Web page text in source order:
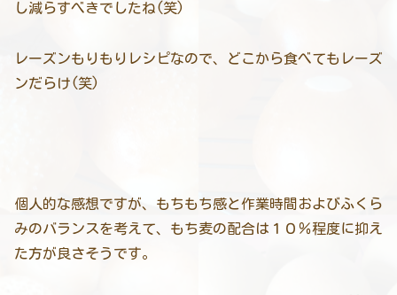
し減らすべきでしたね(笑)
レーズンもりもりレシピなので、どこから食べてもレーズ
ンだらけ(笑)
個人的な感想ですが、もちもち感と作業時間およびふくら
みのバランスを考えて、もち麦の配合は１０％程度に抑え
た方が良さそうです。